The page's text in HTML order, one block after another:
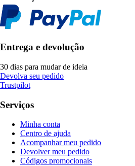
Entrega e devolução
30 dias para mudar de ideia
Devolva seu pedido
Trustpilot
Serviços
Minha conta
Centro de ajuda
Acompanhar meu pedido
Devolver meu pedido
Códigos promocionais